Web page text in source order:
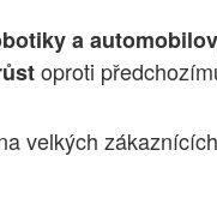
a
oproti
velkých